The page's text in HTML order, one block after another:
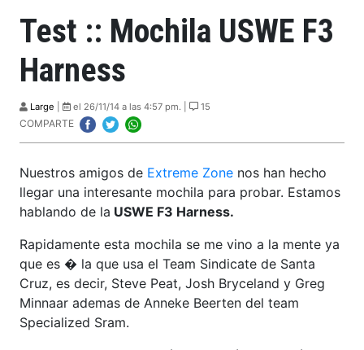
Test :: Mochila USWE F3
Harness
Large el 26/11/14 a las 4:57 pm. | 15
COMPARTE
Nuestros amigos de Extreme Zone nos han hecho
llegar una interesante mochila para probar. Estamos
hablando de la USWE F3 Harness.
Rapidamente esta mochila se me vino a la mente ya
que es � la que usa el Team Sindicate de Santa
Cruz, es decir, Steve Peat, Josh Bryceland y Greg
Minnaar ademas de Anneke Beerten del team
Specialized Sram.